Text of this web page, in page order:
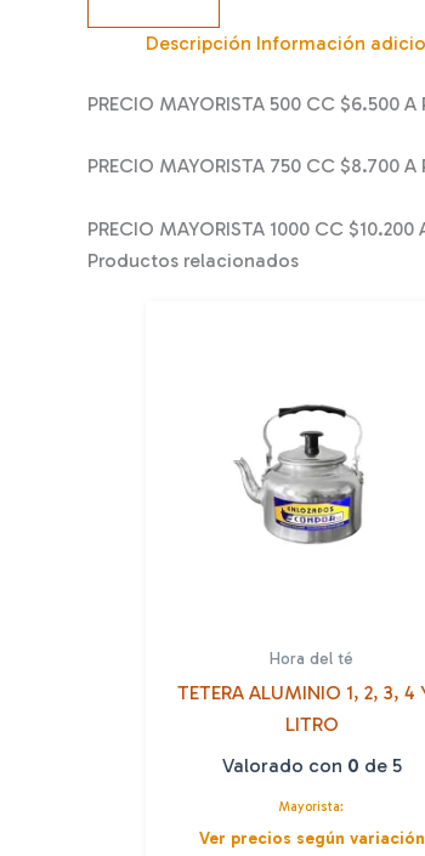
Descripción Información
PRECIO MAYORISTA 500 CC $6.500 A
PRECIO MAYORISTA 750 CC $8.700 A
PRECIO MAYORISTA 1000 CC $10.200
Productos relacionados
Hora del té
TETERA ALUMINIO 1, 2, 3, 4
LITRO
Valorado con 0 de 5
Mayorista:
Ver precios según variación